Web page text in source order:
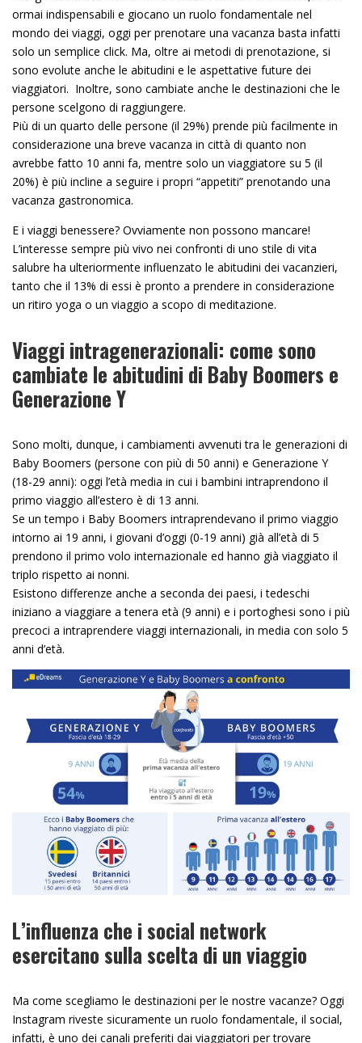
ormai indispensabili e giocano un ruolo fondamentale nel
mondo dei viaggi, oggi per prenotare una vacanza basta infatti
solo un semplice click. Ma, oltre ai metodi di prenotazione, si
sono evolute anche le abitudini e le aspettative future dei
viaggiatori. Inoltre, sono cambiate anche le destinazioni che le
persone scelgono di raggiungere.
Più di un quarto delle persone (il 29%) prende più facilmente in
considerazione una breve vacanza in città di quanto non
avrebbe fatto 10 anni fa, mentre solo un viaggiatore su 5 (il
20%) è più incline a seguire i propri “appetiti” prenotando una
vacanza gastronomica.
E i viaggi benessere? Ovviamente non possono mancare!
L’interesse sempre più vivo nei confronti di uno stile di vita
salubre ha ulteriormente influenzato le abitudini dei vacanzieri,
tanto che il 13% di essi è pronto a prendere in considerazione
un ritiro yoga o un viaggio a scopo di meditazione.
Viaggi intragenerazionali: come sono
cambiate le abitudini di Baby Boomers e
Generazione Y
Sono molti, dunque, i cambiamenti avvenuti tra le generazioni di
Baby Boomers (persone con più di 50 anni) e Generazione Y
(18-29 anni): oggi l’età media in cui i bambini intraprendono il
primo viaggio all’estero è di 13 anni.
Se un tempo i Baby Boomers intraprendevano il primo viaggio
intorno ai 19 anni, i giovani d’oggi (0-19 anni) già all’età di 5
prendono il primo volo internazionale ed hanno già viaggiato il
triplo rispetto ai nonni.
Esistono differenze anche a seconda dei paesi, i tedeschi
iniziano a viaggiare a tenera età (9 anni) e i portoghesi sono i più
precoci a intraprendere viaggi internazionali, in media con solo 5
anni d’età.
L’influenza che i social network
esercitano sulla scelta di un viaggio
Ma come scegliamo le destinazioni per le nostre vacanze? Oggi
Instagram riveste sicuramente un ruolo fondamentale, il social,
infatti, è uno dei canali preferiti dai viaggiatori per trovare